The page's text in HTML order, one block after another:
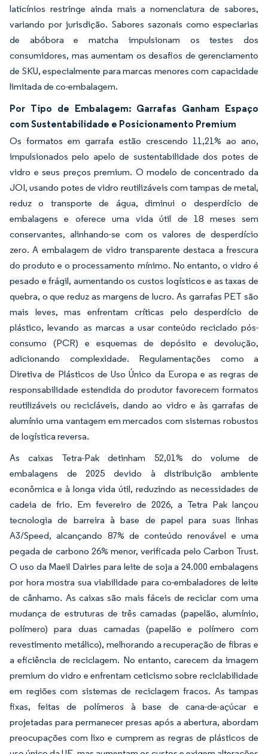
laticínios restringe ainda mais a nomenclatura de sabores,
variando por jurisdição. Sabores sazonais como especiarias
de abóbora e matcha impulsionam os testes dos
consumidores, mas aumentam os desafios de gerenciamento
de SKU, especialmente para marcas menores com capacidade
limitada de co-embalagem.
Por Tipo de Embalagem: Garrafas Ganham Espaço
com Sustentabilidade e Posicionamento Premium
Os formatos em garrafa estão crescendo 11,21% ao ano,
impulsionados pelo apelo de sustentabilidade dos potes de
vidro e seus preços premium. O modelo de concentrado da
JOI, usando potes de vidro reutilizáveis com tampas de metal,
reduz o transporte de água, diminui o desperdício de
embalagens e oferece uma vida útil de 18 meses sem
conservantes, alinhando-se com os valores de desperdício
zero. A embalagem de vidro transparente destaca a frescura
do produto e o processamento mínimo. No entanto, o vidro é
pesado e frágil, aumentando os custos logísticos e as taxas de
quebra, o que reduz as margens de lucro. As garrafas PET são
mais leves, mas enfrentam críticas pelo desperdício de
plástico, levando as marcas a usar conteúdo reciclado pós-
consumo (PCR) e esquemas de depósito e devolução,
adicionando complexidade. Regulamentações como a
Diretiva de Plásticos de Uso Único da Europa e as regras de
responsabilidade estendida do produtor favorecem formatos
reutilizáveis ou recicláveis, dando ao vidro e às garrafas de
alumínio uma vantagem em mercados com sistemas robustos
de logística reversa.
As caixas Tetra-Pak detinham 52,01% do volume de
embalagens de 2025 devido à distribuição ambiente
econômica e à longa vida útil, reduzindo as necessidades de
cadeia de frio. Em fevereiro de 2026, a Tetra Pak lançou
tecnologia de barreira à base de papel para suas linhas
A3/Speed, alcançando 87% de conteúdo renovável e uma
pegada de carbono 26% menor, verificada pelo Carbon Trust.
O uso da Maeil Dairies para leite de soja a 24.000 embalagens
por hora mostra sua viabilidade para co-embaladores de leite
de cânhamo. As caixas são mais fáceis de reciclar com uma
mudança de estruturas de três camadas (papelão, alumínio,
polímero) para duas camadas (papelão e polímero com
revestimento metálico), melhorando a recuperação de fibras e
a eficiência de reciclagem. No entanto, carecem da imagem
premium do vidro e enfrentam ceticismo sobre reciclabilidade
em regiões com sistemas de reciclagem fracos. As tampas
fixas, feitas de polímeros à base de cana-de-açúcar e
projetadas para permanecer presas após a abertura, abordam
preocupações com lixo e cumprem as regras de plásticos de